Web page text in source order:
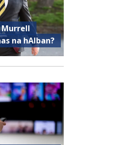
Murrell
na hAlban?